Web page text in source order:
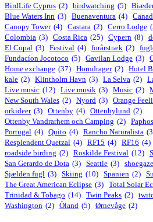
BirdLife Cyprus (2) birdwatching (5)
Blue Waters Inn (3) Buenaventura (4)
Canopy Tower (4) Castara (2) Cerro Lodge
Colombia (3) Costa Rica (25) Cypern (8)
El Copal (3) Festival (4) forårstræk (2)
Fundacíon Jocotoco (5) Gavilan Lodge (3)
Home exchange (37) Horndrager (2) Hotel
kale (2) Klintholm Havn (3) La Selva (2)
Live music (12) Live musik (3) Music (2)
New South Wales (2) Nyord (3) Orange
orkideer (3) Ottenby (4) Ottenbylund (2)
Ottenby Vandrarhem och Camping (2) Paphos
Portugal (4) Quito (4) Rancho Naturalista
Resplendent Quetzal (4) RF15 (4) RF16 (4)
roadside birding (2) Roskilde Festival (12)
San Gerardo de Dota (3) Seattle (3)
Sjælden fugl (3) Skiing (10) Spanien (2)
The Great American Eclipse (3) Total Solar
Trinidad & Tobago (14) Twin Peaks (2)
Washington (2) Öland (5) Ørnevåge (2)